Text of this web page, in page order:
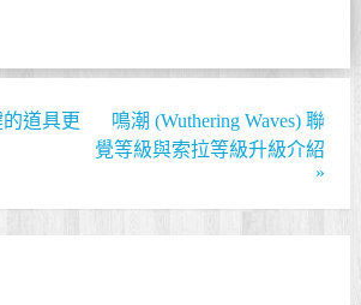
道具更
鳴潮 (Wuthering Waves) 聯
覺等級與索拉等級升級介紹
»